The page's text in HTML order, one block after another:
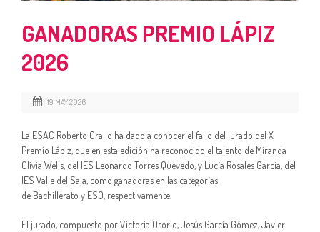
GANADORAS PREMIO LÁPIZ
2026
19 MAY 2026
La ESAC Roberto Orallo ha dado a conocer el fallo del jurado del X
Premio Lápiz, que en esta edición ha reconocido el talento de Miranda
Olivia Wells, del IES Leonardo Torres Quevedo, y Lucía Rosales García, del
IES Valle del Saja, como ganadoras en las categorías
de Bachillerato y ESO, respectivamente.
El jurado, compuesto por Victoria Osorio, Jesús García Gómez, Javier